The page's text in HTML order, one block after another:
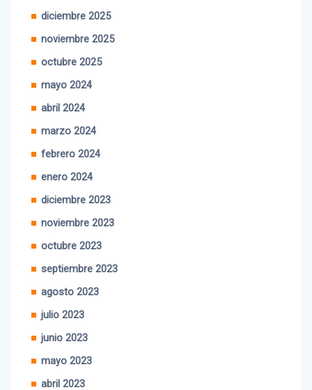
diciembre 2025
noviembre 2025
octubre 2025
mayo 2024
abril 2024
marzo 2024
febrero 2024
enero 2024
diciembre 2023
noviembre 2023
octubre 2023
septiembre 2023
agosto 2023
julio 2023
junio 2023
mayo 2023
abril 2023